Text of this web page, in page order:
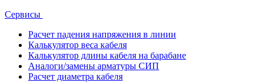
Сервисы
Расчет падения напряжения в линии
Калькулятор веса кабеля
Калькулятор длины кабеля на барабане
Аналоги/замены арматуры СИП
Расчет диаметра кабеля